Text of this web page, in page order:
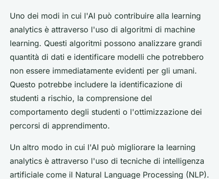
Uno dei modi in cui l'AI può contribuire alla learning
analytics è attraverso l'uso di algoritmi di machine
learning. Questi algoritmi possono analizzare grandi
quantità di dati e identificare modelli che potrebbero
non essere immediatamente evidenti per gli umani.
Questo potrebbe includere la identificazione di
studenti a rischio, la comprensione del
comportamento degli studenti o l'ottimizzazione dei
percorsi di apprendimento.
Un altro modo in cui l'AI può migliorare la learning
analytics è attraverso l'uso di tecniche di intelligenza
artificiale come il Natural Language Processing (NLP).